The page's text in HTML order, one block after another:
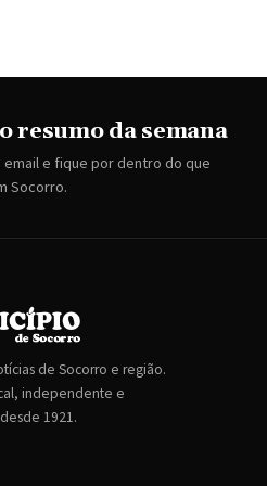
resumo da semana
email e fique por dentro do que
Socorro.
de Socorro e região.
independente e
1921.